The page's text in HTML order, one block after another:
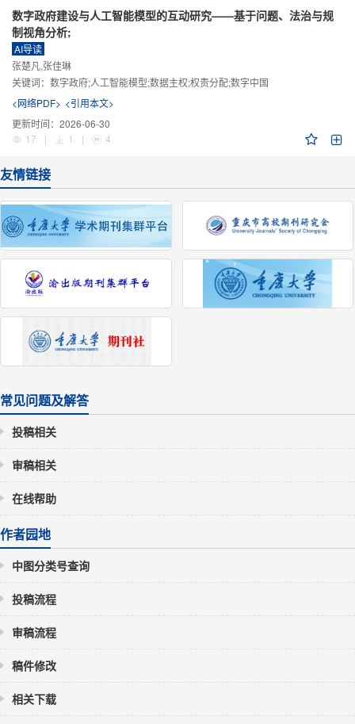
数字政府建设与人工智能模型的互动研究——基于问题、法治与规
制视角分析;
AI导读
张楚凡,张佳琳
关键词： 数字政府;人工智能模型;数据主权;权责分配;数字中国
<网络PDF> <引用本文>
更新时间： 2026-06-30
17
| 1 | 4
友情链接
常见问题及解答
投稿相关
审稿相关
在线帮助
作者园地
中图分类号查询
投稿流程
审稿流程
稿件修改
相关下载